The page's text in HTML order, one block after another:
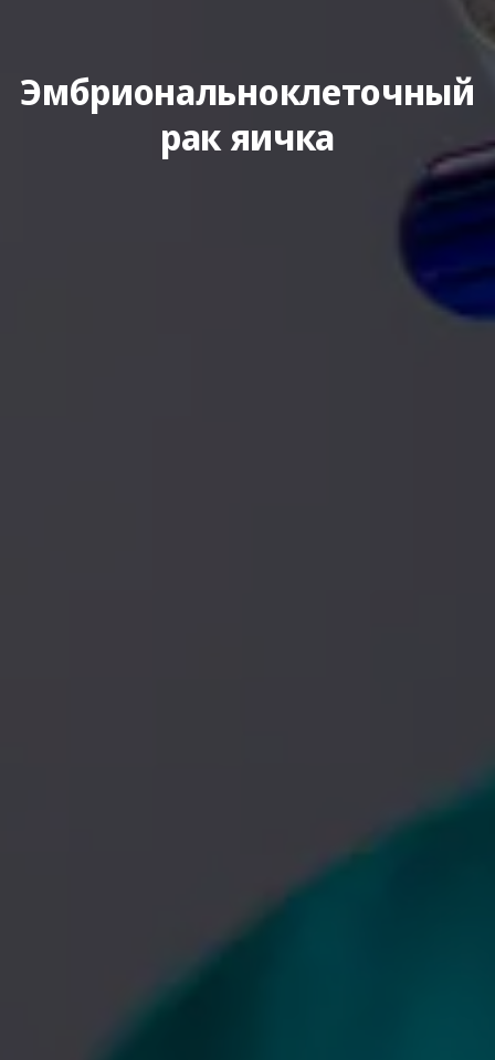
Эмбриональноклеточный
рак яичка